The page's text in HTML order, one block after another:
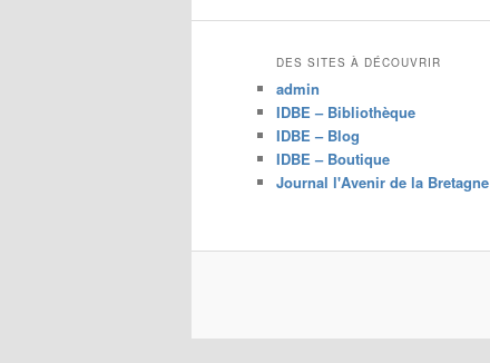
DES SITES À DÉCOUVRIR
admin
IDBE – Bibliothèque
IDBE – Blog
IDBE – Boutique
Journal l'Avenir de la Bretagne